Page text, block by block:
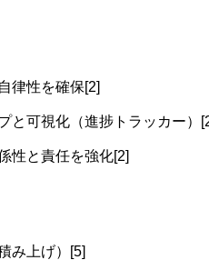
律性を確保[2]
と可視化（進捗トラッカー）
性と責任を強化[2]
み上げ）[5]